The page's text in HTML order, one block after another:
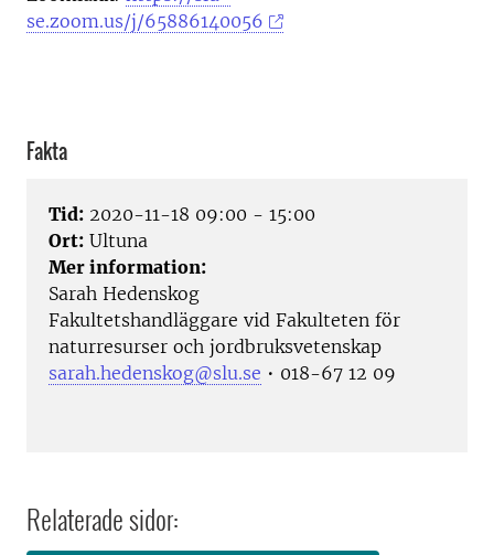
se.zoom.us/j/65886140056
Fakta
Tid: 2020-11-18 09:00 - 15:00
Ort: Ultuna
Mer information:
Sarah Hedenskog
Fakultetshandläggare vid Fakulteten för
naturresurser och jordbruksvetenskap
sarah.hedenskog@slu.se • 018-67 12 09
Relaterade sidor: